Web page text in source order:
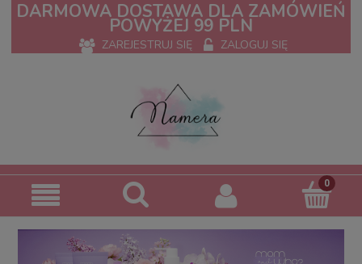
DARMOWA DOSTAWA DLA ZAMÓWIEŃ
POWYŻEJ 99 PLN
ZAREJESTRUJ SIĘ ZALOGUJ SIĘ